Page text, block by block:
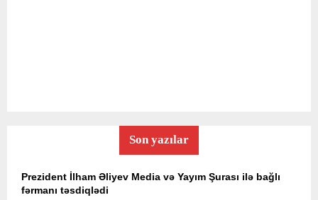
Son yazılar
Prezident İlham Əliyev Media və Yayım Şurası ilə bağlı
fərmanı təsdiqlədi